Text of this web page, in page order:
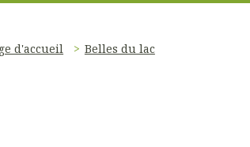
d'accueil Belles du lac